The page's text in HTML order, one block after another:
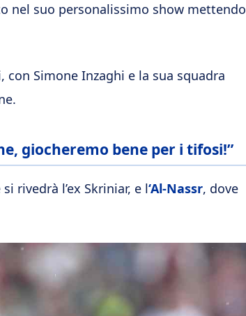
nel suo personalissimo show mettendo
Simone Inzaghi e la sua squadra
giocheremo bene per i tifosi!”
si rivedrà l’ex Skriniar, e l‘Al-Nassr, dove